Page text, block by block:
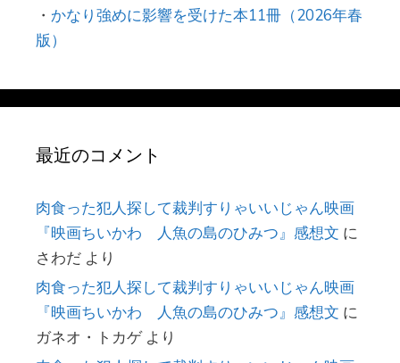
・ かなり強めに影響を受けた本11冊（2026年春
版）
最近のコメント
肉食った犯人探して裁判すりゃいいじゃん映画
『映画ちいかわ 人魚の島のひみつ』感想文 に
さわだ より
肉食った犯人探して裁判すりゃいいじゃん映画
『映画ちいかわ 人魚の島のひみつ』感想文 に
ガネオ・トカゲより